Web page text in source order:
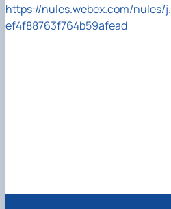
https://nules.webex.com/nules/
ef4f88763f764b59afead